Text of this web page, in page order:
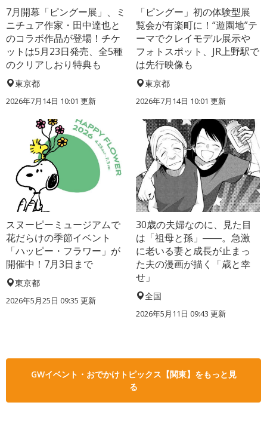
7月開幕「ピングー展」、ミ
ニチュア作家・田中達也と
のコラボ作品が登場！チケ
ットは5月23日発売、全5種
のクリアしおり特典も
東京都
2026年7月14日 10:01 更新
「ピングー」初の体験型展
覧会が有楽町に！“遊園地”テ
ーマでクレイモデル展示や
フォトスポット、JR上野駅で
は先行映像も
東京都
2026年7月14日 10:01 更新
スヌーピーミュージアムで
花だらけの季節イベント
「ハッピー・フラワー」が
開催中！7月3日まで
東京都
2026年5月25日 09:35 更新
30歳の夫婦なのに、見た目
は「祖母と孫」――。急激
に老いる妻と成長が止まっ
た夫の漫画が描く「歳と幸
せ」
全国
2026年5月11日 09:43 更新
GWイベント・おでかけトピックス【関東】をもっと見
る